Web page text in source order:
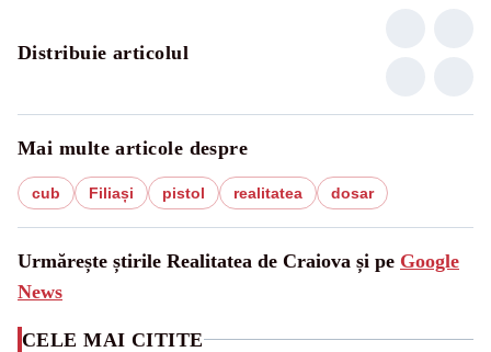
Distribuie articolul
Mai multe articole despre
cub Filiași pistol realitatea dosar
Urmărește știrile Realitatea de Craiova și pe Google
News
CELE MAI CITITE